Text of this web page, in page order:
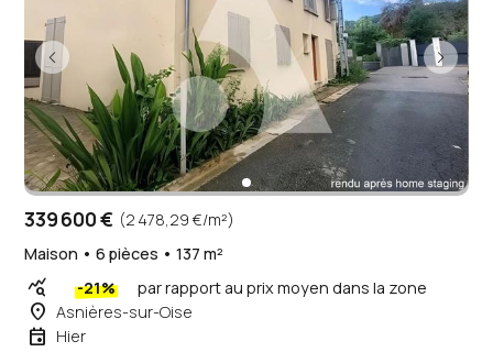
339 600 € (2 478,29 €/m²)
Maison • 6 pièces • 137 m²
query_stats -21% par rapport au prix moyen dans la zone
place Asnières-sur-Oise
event Hier